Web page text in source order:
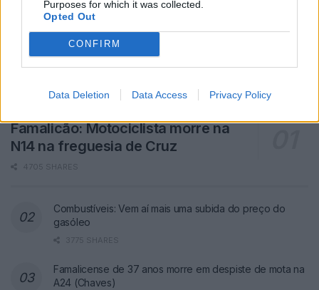
Purposes for which it was collected.
Opted Out
CONFIRM
Data Deletion Data Access Privacy Policy
Famalicão: Motociclista morre na
N14 na freguesia de Cruz
4705 SHARES
Combustíveis: Vem aí mais uma subida do preço do
gasóleo
3775 SHARES
Famalicense de 37 anos morre em despiste de mota na
A24 (Chaves)